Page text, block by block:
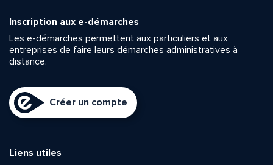
Inscription aux e-démarches
Les e-démarches permettent aux particuliers et aux
entreprises de faire leurs démarches administratives à
distance.
Créer un compte
Liens utiles